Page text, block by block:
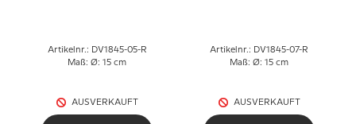
Artikelnr.: DV1845-05-R
Maß: Ø: 15 cm
AUSVERKAUFT
Artikelnr.: DV1845-07-R
Maß: Ø: 15 cm
AUSVERKAUFT